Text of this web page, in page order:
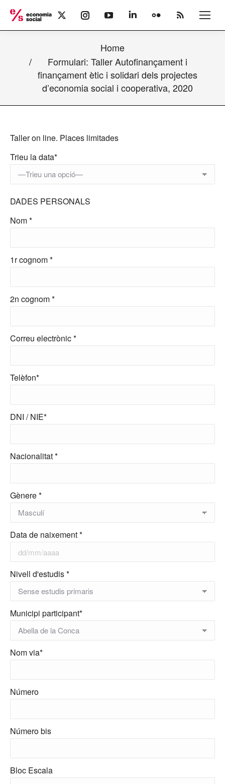
X
page
new
window
Instagram
page
new
window
YouTube
page
in
new
window
Linkedin
page
new
window
Flickr
page
new
window
Rss
page
new
window
Home
Formulari: Taller Autofinançament i
finançament ètic i solidari dels projectes
d’economia social i cooperativa, 2020
Taller on line. Places limitades
Trieu la data*
DADES PERSONALS
Nom *
1r cognom *
2n cognom *
Correu electrònic *
Telèfon*
DNI / NIE*
Nacionalitat *
Gènere *
Data de naixement *
Nivell d'estudis *
Municipi participant*
Nom via*
Número
Número bis
Bloc Escala